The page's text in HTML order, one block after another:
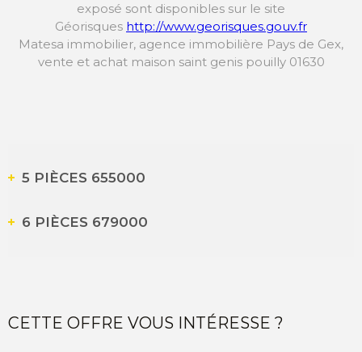
exposé sont disponibles sur le site
Géorisques http://www.georisques.gouv.fr
Matesa immobilier, agence immobilière Pays de Gex,
vente et achat maison saint genis pouilly 01630
5 PIÈCES 655000
6 PIÈCES 679000
CETTE OFFRE VOUS INTÉRESSE ?